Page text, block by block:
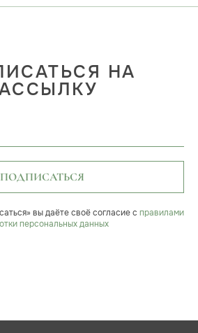
НА
ПОДПИСАТЬСЯ
вы даёте своё согласие с правилами
персональных данных